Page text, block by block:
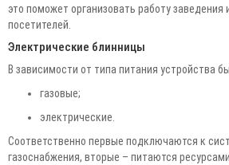
это поможет организовать работу заведения
посетителей.
Электрические блинницы
В зависимости от типа питания устройства
газовые;
электрические.
Соответственно первые подключаются к
газоснабжения, вторые – питаются